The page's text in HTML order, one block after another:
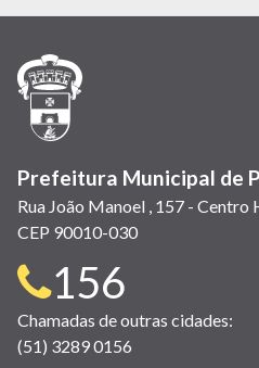
em
janela)
em
em
(link
Prefeitura Municipal de
Rua João Manoel , 157 - Centro
CEP 90010-030
Telefone
para
156
Chamadas de outras cidades:
(51) 3289 0156